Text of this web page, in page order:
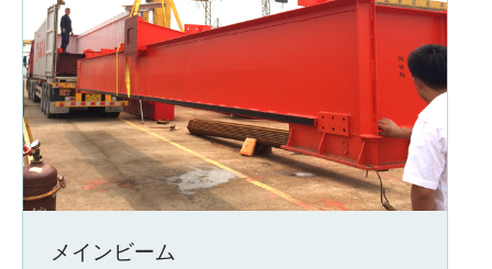
メインビーム